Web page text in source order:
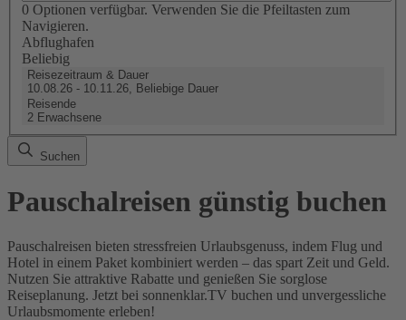
0 Optionen verfügbar. Verwenden Sie die Pfeiltasten zum
Navigieren.
Abflughafen
Beliebig
Reisezeitraum & Dauer
10.08.26 - 10.11.26, Beliebige Dauer
Reisende
2 Erwachsene
Suchen
Pauschalreisen günstig buchen
Pauschalreisen bieten stressfreien Urlaubsgenuss, indem Flug und
Hotel in einem Paket kombiniert werden – das spart Zeit und Geld.
Nutzen Sie attraktive Rabatte und genießen Sie sorglose
Reiseplanung. Jetzt bei sonnenklar.TV buchen und unvergessliche
Urlaubsmomente erleben!